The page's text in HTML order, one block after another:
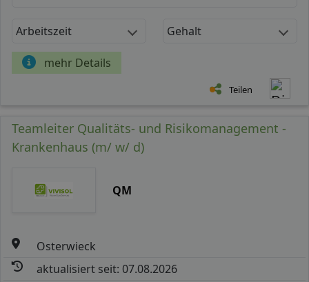
Arbeitszeit Gehalt
mehr Details
Teilen
Teamleiter Qualitäts- und Risikomanagement -
Krankenhaus (m/ w/ d)
QM
Osterwieck
aktualisiert seit: 07.08.2026